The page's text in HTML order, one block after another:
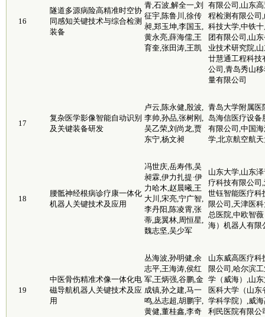
16
隧道多源病险高精准时空协
同感知关键技术与综合检测
装备
青,石波,解全一,刘
征宇,陈鲁川,徐传
昶,郑玉坤,李国玉,
黄永亮,薛海儒,王
育奎,张田涛,王凯
有限公司,山东
程检测有限公司
科技大学,中铁
团有限公司,山
业技术研究院,
廿慧通工程科技
公司,青岛秀山
量有限公司
17
复杂医学影像智能自动识别
及关键装备研发
卢云,陈永健,殷波,
李帅,孙品,张树刚,
吴乙荣,刘尚龙,贾
东宁,杨文昶
青岛大学附属医
岛海信医疗设备
有限公司,中国
学,北京航空航
18
腰骶神经根病诊疗康一体化
机器人关键技术及应用
冯世庆,岳寿伟,吴
昶霖,伊力扎提·伊
力哈木,赵晨曦,王
大川,宋亮,宁广智,
李丹阳,陈凌霄,张
蒂,庞翼林,周恒星,
魏志坚,吴少军
山东大学,山东
疗科技有限公司
世钰智能医疗科
限公司,天津医
总医院,中欧智
海）机器人有限
19
中医骨伤精准术像一体化电
磁导航机器人关键技术及应
用
丛海波,孙明健,余
志平,王海涛,侯红
军,王炳强,谷鹏,金
成镇,孙之建,马一
鸣,丛志超,胡鹏宇,
黄健,董桂鑫,李奇
山东威高医疗科
限公司,哈尔滨
学（威海）,山
医科大学（山东
学科学院）,威
利民医院有限公